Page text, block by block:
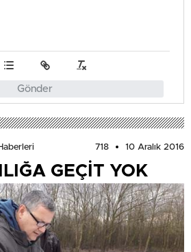
Gönder
718 10 Aralık 2016
GEÇİT YOK